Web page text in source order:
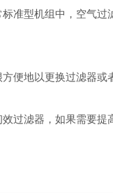
准型机组中，空气
地以更换过滤器或
滤器，如果需要提